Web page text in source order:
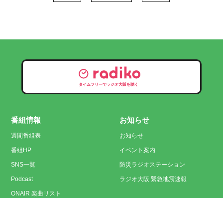
タイムフリーでラジオ大阪を聴く
番組情報
週間番組表
番組HP
SNS一覧
Podcast
ONAIR 楽曲リスト
お知らせ
お知らせ
イベント案内
防災ラジオステーション
ラジオ大阪 緊急地震速報